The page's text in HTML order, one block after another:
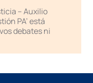
– Auxilio
PA’ está
debates ni